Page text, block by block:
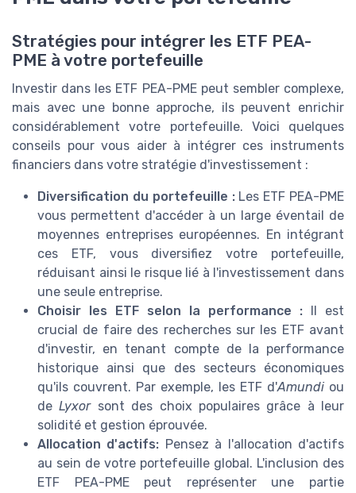
Stratégies pour intégrer les ETF PEA-
PME à votre portefeuille
Investir dans les ETF PEA-PME peut sembler complexe,
mais avec une bonne approche, ils peuvent enrichir
considérablement votre portefeuille. Voici quelques
conseils pour vous aider à intégrer ces instruments
financiers dans votre stratégie d'investissement :
Diversification du portefeuille :Les ETF PEA-PME
vous permettent d'accéder à un large éventail de
moyennes entreprises européennes. En intégrant
ces ETF, vous diversifiez votre portefeuille,
réduisant ainsi le risque lié à l'investissement dans
une seule entreprise.
Choisir les ETF selon la performance : Il est
crucial de faire des recherches sur les ETF avant
d'investir, en tenant compte de la performance
historique ainsi que des secteurs économiques
qu'ils couvrent. Par exemple, les ETF d'Amundi ou
deLyxorsont des choix populaires grâce à leur
solidité et gestion éprouvée.
Allocation d'actifs: Pensez à l'allocation d'actifs
au sein de votre portefeuille global. L'inclusion des
ETF PEA-PME peut représenter une partie